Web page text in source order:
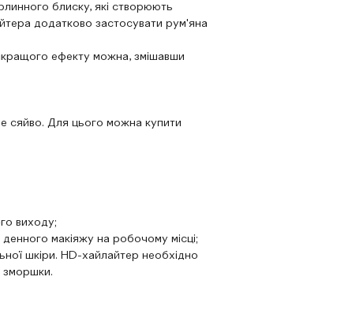
блиску, які створюють
додатково застосувати рум'яна
ефекту можна, змішавши
сяйво. Для цього можна купити
виходу;
макіяжу на робочому місці;
шкіри. HD-хайлайтер необхідно
зморшки.